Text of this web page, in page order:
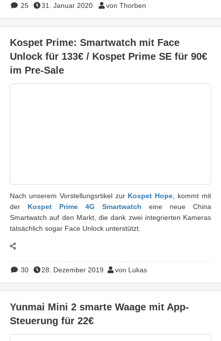
25 31. Januar 2020 von Thorben
Kospet Prime: Smartwatch mit Face
Unlock für 133€ / Kospet Prime SE für 90€
im Pre-Sale
Nach unserem Vorstellungsrtikel zur Kospet Hope , kommt mit
der Kospet Prime 4G Smartwatch eine neue China
Smartwatch auf den Markt, die dank zwei integrierten Kameras
tatsächlich sogar Face Unlock unterstützt.
30 28. Dezember 2019 von Lukas
Yunmai Mini 2 smarte Waage mit App-
Steuerung für 22€